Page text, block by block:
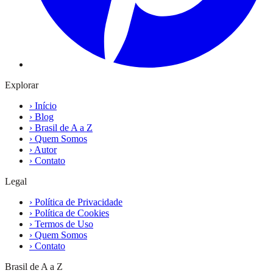
Explorar
› Início
› Blog
› Brasil de A a Z
› Quem Somos
› Autor
› Contato
Legal
› Política de Privacidade
› Política de Cookies
› Termos de Uso
› Quem Somos
› Contato
Brasil de A a Z